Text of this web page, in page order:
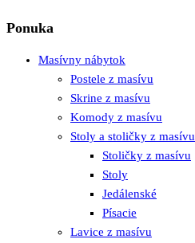
Ponuka
Masívny nábytok
Postele z masívu
Skrine z masívu
Komody z masívu
Stoly a stoličky z masívu
Stoličky z masívu
Stoly
Jedálenské
Písacie
Lavice z masívu